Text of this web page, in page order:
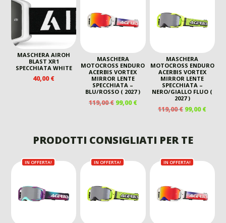
29,99 €.20,99 €.
MASCHERA AIROH
BLAST XR1
SPECCHIATA WHITE
40,00€
MASCHERA
MOTOCROSS ENDURO
ACERBIS VORTEX
MIRROR LENTE
SPECCHIATA –
BLU/ROSSO ( 2027 )
119,00€ IL
119,00 €.
99,00€IL
PREZZO
99,00 €.
MASCHERA
MOTOCROSS ENDURO
ACERBIS VORTEX
MIRROR LENTE
SPECCHIATA –
NERO/GIALLO FLUO (
2027 )
119,00€ IL
ERA:
119,00 €.
99,00€IL
PRODOTTI CONSIGLIATI PER TE
IN OFFERTA! IN OFFERTA! IN OFFERTA!